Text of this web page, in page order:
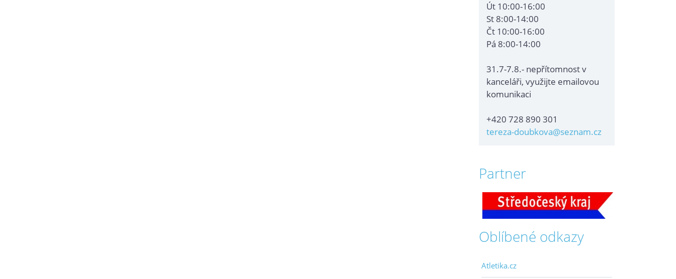
Út 10:00-16:00
St 8:00-14:00
Čt 10:00-16:00
Pá 8:00-14:00
31.7-7.8.- nepřítomnost v
kanceláři, využijte emailovou
komunikaci
+420 728 890 301
tereza-doubkova@seznam.cz
Partner
Oblíbené odkazy
Atletika.cz